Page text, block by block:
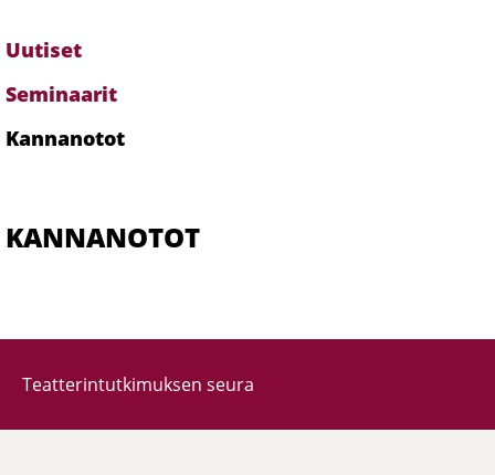
Alavalikko
-
ajankohtaista
Uutiset
Seminaarit
Kannanotot
KANNANOTOT
Teatterintutkimuksen seura